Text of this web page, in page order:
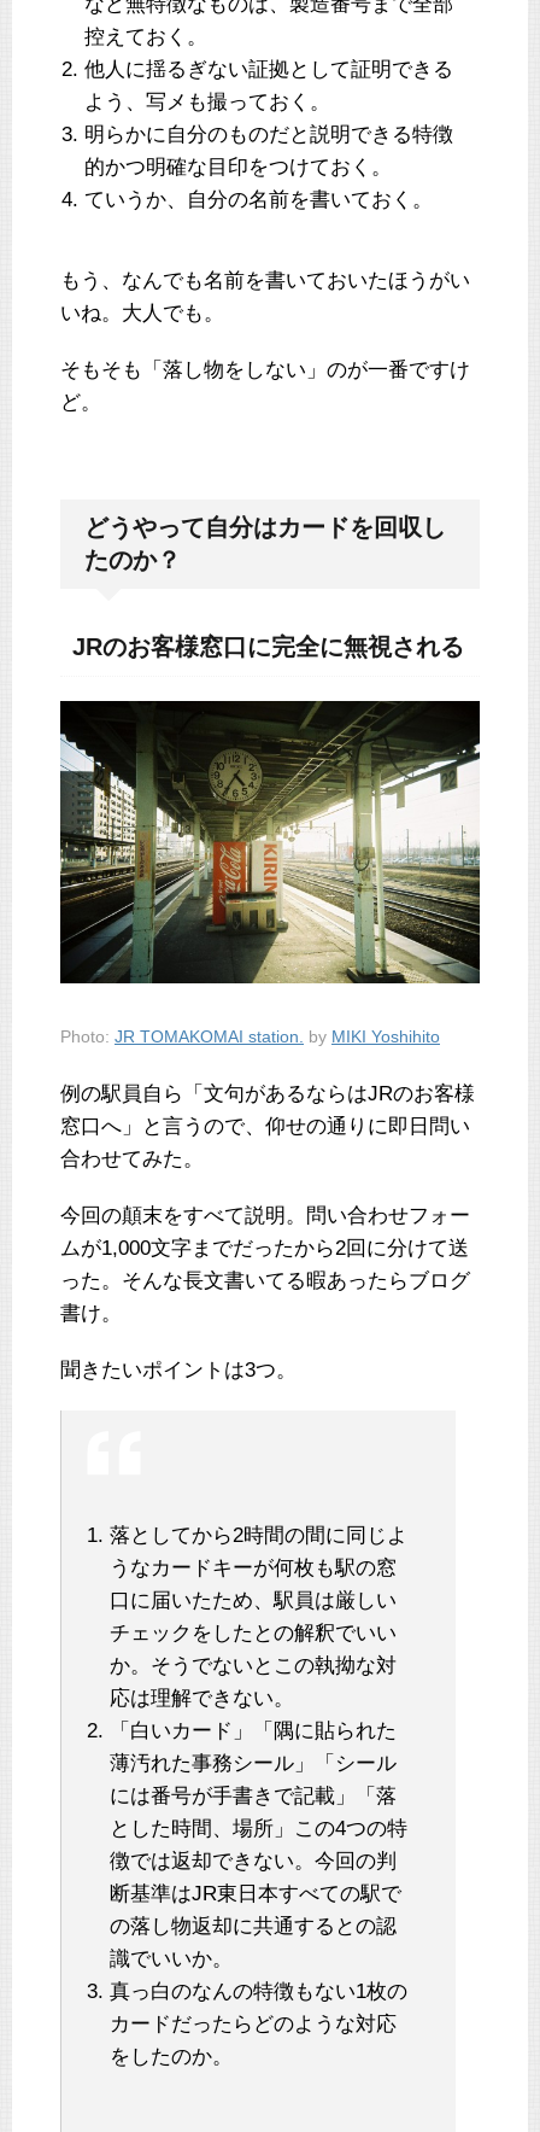
控えておく。
他人に揺るぎない証拠として証明できる
よう、写メも撮っておく。
明らかに自分のものだと説明できる特徴
的かつ明確な目印をつけておく。
ていうか、自分の名前を書いておく。
もう、なんでも名前を書いておいたほうがい
いね。大人でも。
そもそも「落し物をしない」のが一番ですけ
ど。
どうやって自分はカードを回収し
たのか？
JRのお客様窓口に完全に無視される
Photo: JR TOMAKOMAI station. by MIKI Yoshihito
例の駅員自ら「文句があるならはJRのお客様
窓口へ」と言うので、仰せの通りに即日問い
合わせてみた。
今回の顛末をすべて説明。問い合わせフォー
ムが1,000文字までだったから2回に分けて送
った。そんな長文書いてる暇あったらブログ
書け。
聞きたいポイントは3つ。
落としてから2時間の間に同じよ
うなカードキーが何枚も駅の窓
口に届いたため、駅員は厳しい
チェックをしたとの解釈でいい
か。そうでないとこの執拗な対
応は理解できない。
「白いカード」「隅に貼られた
薄汚れた事務シール」「シール
には番号が手書きで記載」「落
とした時間、場所」この4つの特
徴では返却できない。今回の判
断基準はJR東日本すべての駅で
の落し物返却に共通するとの認
識でいいか。
真っ白のなんの特徴もない1枚の
カードだったらどのような対応
をしたのか。